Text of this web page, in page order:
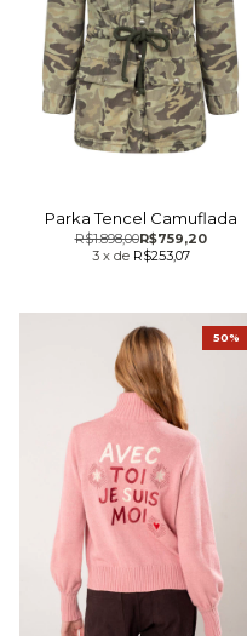
Parka Tencel Camuflada
R$759,20
R$1.898,00
3 x de R$253,07
50%